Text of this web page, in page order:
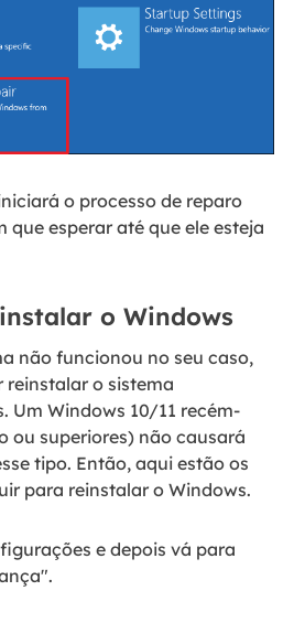
o processo de reparo
que esperar até que ele esteja
o Windows
não funcionou no seu caso,
reinstalar o sistema
Um Windows 10/11 recém-
ou superiores) não causará
tipo. Então, aqui estão os
para reinstalar o Windows.
e depois vá para